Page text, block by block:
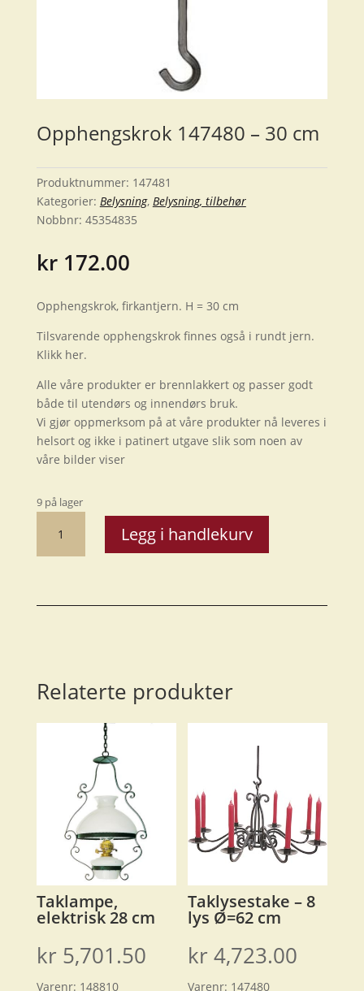
Opphengskrok 147480 – 30 cm
Produktnummer: 147481
Kategorier: Belysning, Belysning, tilbehør
Nobbnr: 45354835
kr172.00
Opphengskrok, firkantjern. H = 30 cm
Tilsvarende opphengskrok finnes også i rundt jern.
Klikk her.
Alle våre produkter er brennlakkert og passer godt
både til utendørs og innendørs bruk.
Vi gjør oppmerksom på at våre produkter nå leveres i
helsort og ikke i patinert utgave slik som noen av
våre bilder viser
9 på lager
Opphengskrok
147480
-
Legg i handlekurv
Relaterte produkter
Taklampe,
elektrisk 28 cm
kr 5,701.50
Varenr: 148810
Taklysestake – 8
lys Ø=62 cm
kr 4,723.00
Varenr: 147480